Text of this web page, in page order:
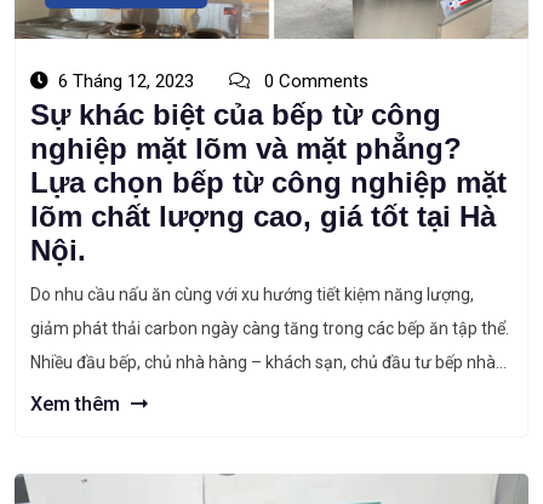
6 Tháng 12, 2023 0 Comments
Sự khác biệt của bếp từ công
nghiệp mặt lõm và mặt phẳng?
Lựa chọn bếp từ công nghiệp mặt
lõm chất lượng cao, giá tốt tại Hà
Nội.
Do nhu cầu nấu ăn cùng với xu hướng tiết kiệm năng lượng,
giảm phát thải carbon ngày càng tăng trong các bếp ăn tập thể.
Nhiều đầu bếp, chủ nhà hàng – khách sạn, chủ đầu tư bếp nhà
máy… chuyển sang sử dụng bếp từ công nghiệp thay thế cho
Xem thêm